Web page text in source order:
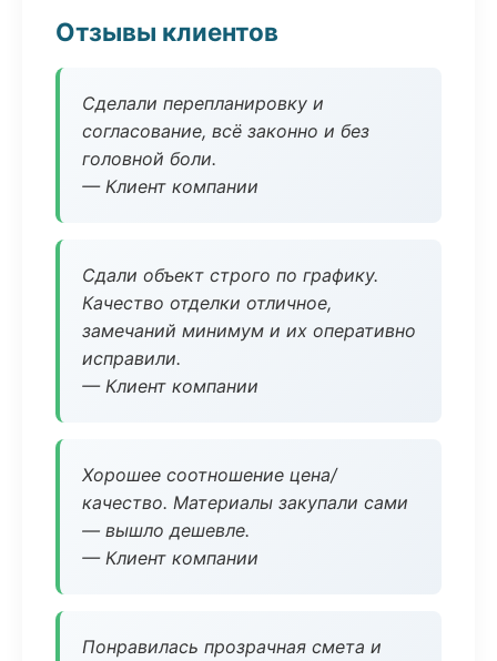
Отзывы клиентов
Сделали перепланировку и
согласование, всё законно и без
головной боли.
— Клиент компании
Сдали объект строго по графику.
Качество отделки отличное,
замечаний минимум и их оперативно
исправили.
— Клиент компании
Хорошее соотношение цена/
качество. Материалы закупали сами
— вышло дешевле.
— Клиент компании
Понравилась прозрачная смета и